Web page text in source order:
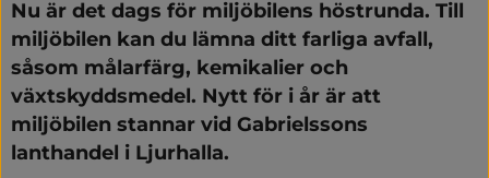
Nu är det dags för miljöbilens höstrunda. Till
miljöbilen kan du lämna ditt farliga avfall,
såsom målarfärg, kemikalier och
växtskyddsmedel. Nytt för i år är att
miljöbilen stannar vid Gabrielssons
lanthandel i Ljurhalla.